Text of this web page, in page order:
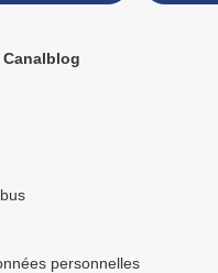
Canalblog
personnelles